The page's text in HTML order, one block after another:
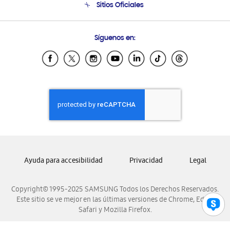
Soporte vía eMail
Sitios Oficiales
Samsung Ecuador
Samsung El Salvador
Samsung Honduras
Samsung Nicaragua
Samsung Panamá
Samsung Venezuela
Síguenos en:
Copyright© 1995-2025 SAMSUNG Todos los Derechos Reservados.
Este sitio se ve mejor en las últimas versiones de Chrome, Edge,
Safari y Mozilla Firefox.
Ayuda para accesibilidad Privacidad Legal